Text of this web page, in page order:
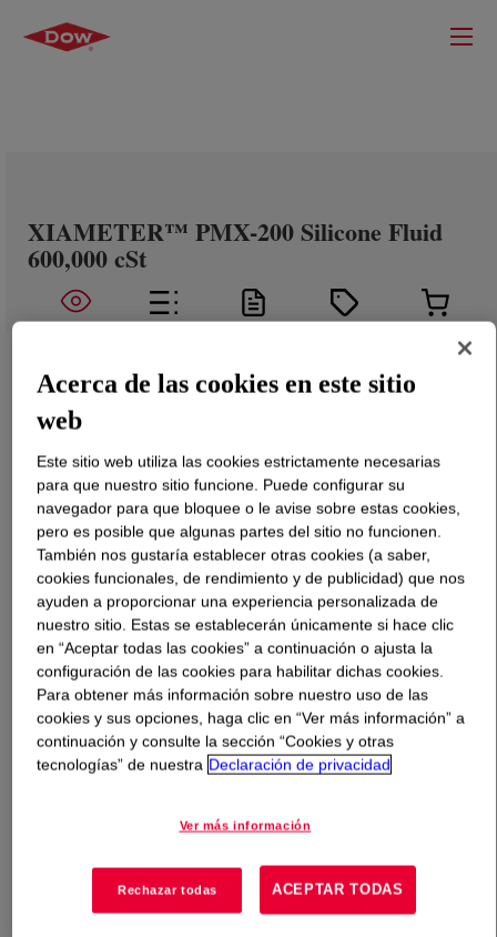
XIAMETER™ PMX-200 Silicone Fluid
600,000 cSt
Qué esXIAMETER™ PMX-200 Silicone Fluid 600,000
cSt?
100% active, high viscosity, polydimethylsiloxane
polymer.
Usos
Petroleum production and refinery operations
Conditioning agent for hair care products, particularly conditioning
Acerca de las cookies en este sitio
web
Este sitio web utiliza las cookies estrictamente necesarias
para que nuestro sitio funcione. Puede configurar su
navegador para que bloquee o le avise sobre estas cookies,
pero es posible que algunas partes del sitio no funcionen.
También nos gustaría establecer otras cookies (a saber,
cookies funcionales, de rendimiento y de publicidad) que nos
ayuden a proporcionar una experiencia personalizada de
nuestro sitio. Estas se establecerán únicamente si hace clic
en “Aceptar todas las cookies” a continuación o ajusta la
configuración de las cookies para habilitar dichas cookies.
Para obtener más información sobre nuestro uso de las
cookies y sus opciones, haga clic en “Ver más información” a
continuación y consulte la sección “Cookies y otras
tecnologías” de nuestra Declaración de privacidad
Ver más información
Rechazar todas ACEPTAR TODAS